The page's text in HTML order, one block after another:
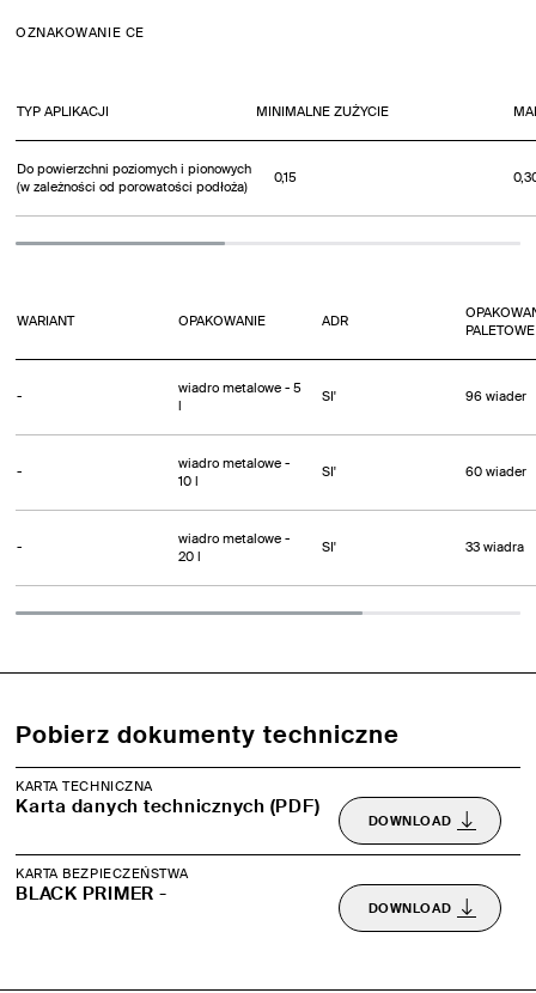
OZNAKOWANIE CE
TYP APLIKACJI MINIMALNE ZUŻYCIE
Do powierzchni poziomych i pionowych
(w zależności od porowatości podłoża)
0,15
WARIANT OPAKOWANIE ADR
PALETOWE
-
wiadro metalowe - 5
l
SI' 96 wiader
-
wiadro metalowe -
10 l
SI' 60 wiader
-
wiadro metalowe -
20 l
SI' 33 wiadra
Pobierz dokumenty techniczne
KARTA TECHNICZNA
Karta danych technicznych (PDF)
DOWNLOAD
KARTA BEZPIECZEŃSTWA
BLACK PRIMER -
DOWNLOAD